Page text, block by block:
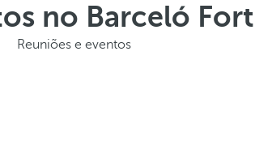
no Barceló
Reuniões e eventos